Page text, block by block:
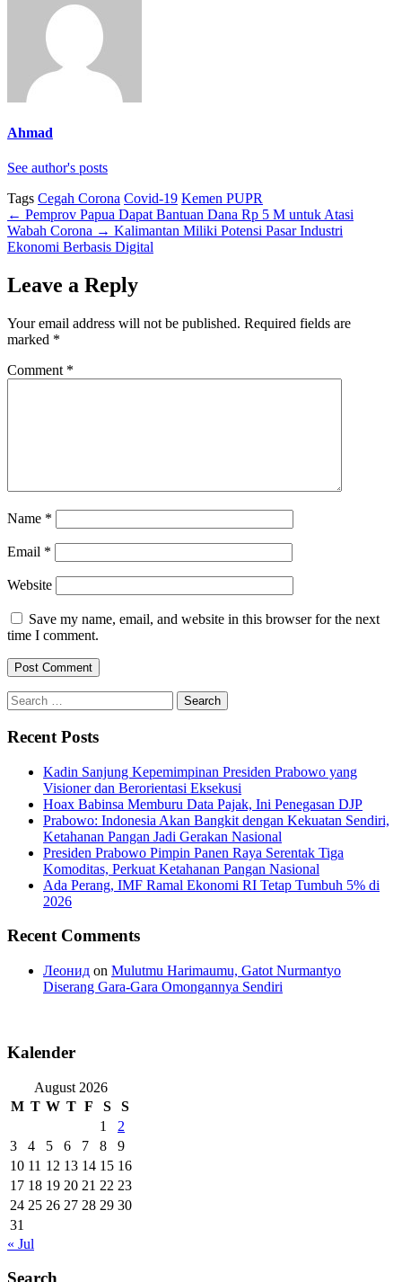
Ahmad
See author's posts
Tags Cegah Corona Covid-19 Kemen PUPR
← Pemprov Papua Dapat Bantuan Dana Rp 5 M untuk Atasi
Wabah Corona → Kalimantan Miliki Potensi Pasar Industri
Ekonomi Berbasis Digital
Leave a Reply
Your email address will not be published. Required fields are
marked *
Comment *
Name *
Email *
Website
Save my name, email, and website in this browser for the next
time I comment.
Search
for:
Recent Posts
Kadin Sanjung Kepemimpinan Presiden Prabowo yang
Visioner dan Berorientasi Eksekusi
Hoax Babinsa Memburu Data Pajak, Ini Penegasan DJP
Prabowo: Indonesia Akan Bangkit dengan Kekuatan Sendiri,
Ketahanan Pangan Jadi Gerakan Nasional
Presiden Prabowo Pimpin Panen Raya Serentak Tiga
Komoditas, Perkuat Ketahanan Pangan Nasional
Ada Perang, IMF Ramal Ekonomi RI Tetap Tumbuh 5% di
2026
Recent Comments
Леонид on Mulutmu Harimaumu, Gatot Nurmantyo
Diserang Gara-Gara Omongannya Sendiri
Kalender
August 2026
M T W T F S
S
1
2
3
4 5 6 7 8
9
10 11 12 13 14 15 16
17 18 19 20 21 22 23
24 25 26 27 28 29 30
31
« Jul
Search